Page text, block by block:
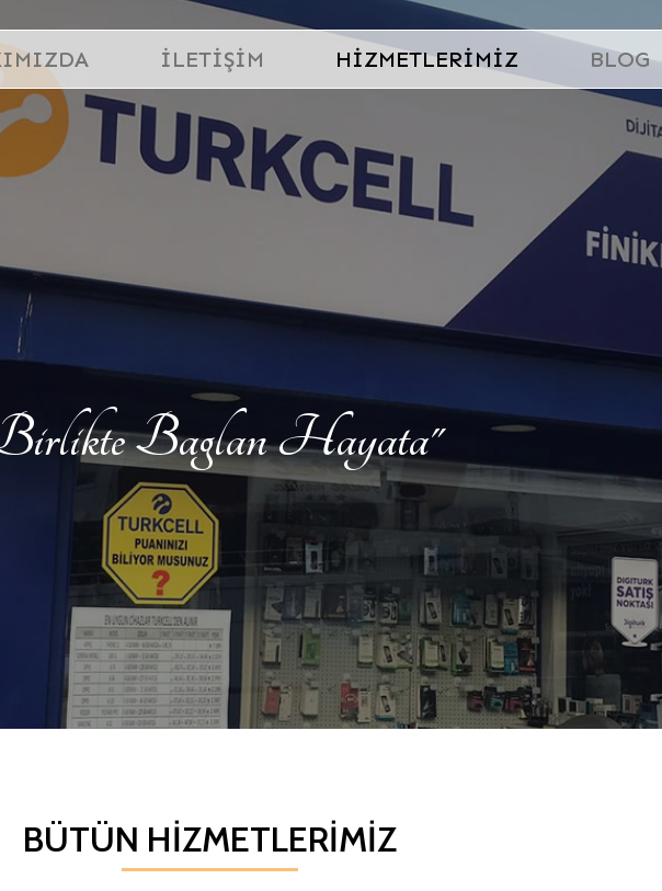
İLETIŞIM HIZMETLERIMIZ BLOG
Baglan Hayata"
BÜTÜN HIZMETLERIMIZ